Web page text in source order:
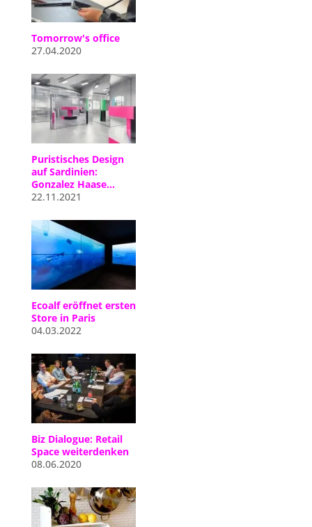
Tomorrow's office
27.04.2020
Puristisches Design
auf Sardinien:
Gonzalez Haase…
22.11.2021
Ecoalf eröffnet ersten
Store in Paris
04.03.2022
Biz Dialogue: Retail
Space weiterdenken
08.06.2020